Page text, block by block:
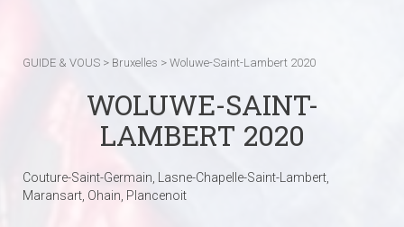
GUIDE & VOUS > Bruxelles > Woluwe-Saint-Lambert 2020
WOLUWE-SAINT-
LAMBERT 2020
Couture-Saint-Germain, Lasne-Chapelle-Saint-Lambert,
Maransart, Ohain, Plancenoit